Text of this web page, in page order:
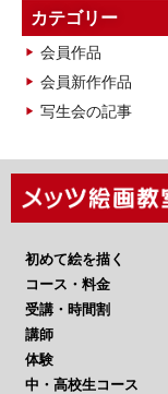
カ
イ
ブ
カテゴリー
会員作品
会員新作作品
写生会の記事
初めて絵を描く
コース・料金
受講・時間割
講師
体験
中・高校生コース